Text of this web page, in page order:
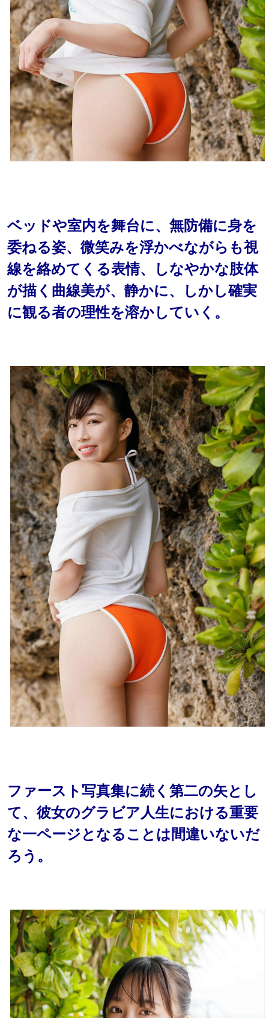
ベッドや室内を舞台に、無防備に身を
委ねる姿、微笑みを浮かべながらも視
線を絡めてくる表情、しなやかな肢体
が描く曲線美が、静かに、しかし確実
に観る者の理性を溶かしていく。
ファースト写真集に続く第二の矢とし
て、彼女のグラビア人生における重要
な一ページとなることは間違いないだ
ろう。